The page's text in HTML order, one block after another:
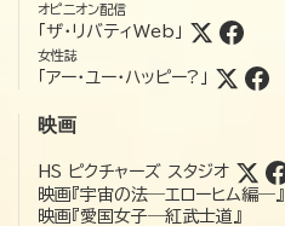
オピニオン配信
「ザ・リバティWeb」
女性誌
「アー・ユー・ハッピー?」
映画
HS ピクチャーズ スタジオ
映画『宇宙の法―エローヒム編―』
映画『愛国女子―紅武士道』